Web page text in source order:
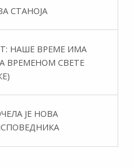
СТАНОЈА
НАШЕ ВРЕМЕ ИМА
ВРЕМЕНОМ СВЕТЕ
ЈЕ НОВА